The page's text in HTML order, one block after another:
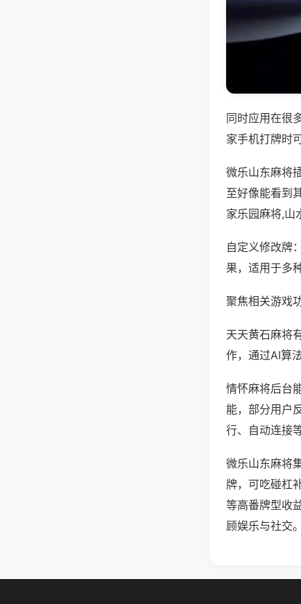
同时应用在很
家手机打牌时
微乐山东麻将
至好像能看到
家乐园麻将,山
自定义修改牌
果，适用于多
聚焦相关游戏
天天黄石麻将
作，通过AI算
情怀麻将后台
能，部分用户
行、自动连接
微乐山东麻将
牌，可吃碰杠
等高番牌型收
顾娱乐与社交。